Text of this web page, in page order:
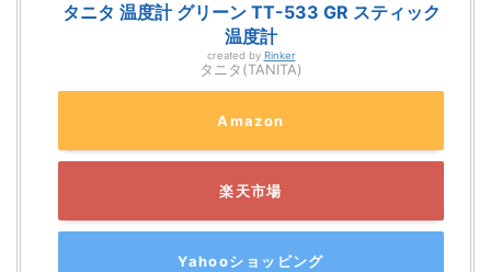
タニタ 温度計 グリーン TT-533 GR スティック
温度計
created by Rinker
タニタ(TANITA)
Amazon
楽天市場
Yahooショッピング